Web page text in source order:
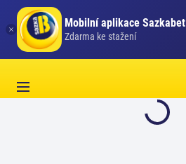
Mobilní aplikace Sazkabet
Zdarma ke stažení